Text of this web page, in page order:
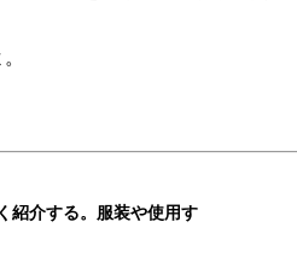
紹介する。服装や使用す